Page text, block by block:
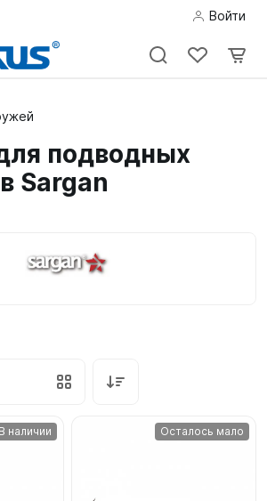
Войти
подводных
Sargan
В наличии Осталось мало